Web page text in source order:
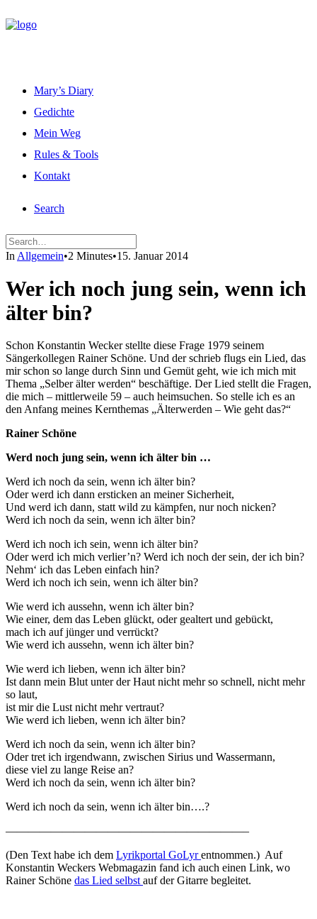
Mary’s Diary
Gedichte
Mein Weg
Rules & Tools
Kontakt
Search
In Allgemein•2 Minutes•15. Januar 2014
Wer ich noch jung sein, wenn ich
älter bin?
Schon Konstantin Wecker stellte diese Frage 1979 seinem
Sängerkollegen Rainer Schöne. Und der schrieb flugs ein Lied, das
mir schon so lange durch Sinn und Gemüt geht, wie ich mich mit
Thema „Selber älter werden“ beschäftige. Der Lied stellt die Fragen,
die mich – mittlerweile 59 – auch heimsuchen. So stelle ich es an
den Anfang meines Kernthemas „Älterwerden – Wie geht das?“
Rainer Schöne
Werd noch jung sein, wenn ich älter bin …
Werd ich noch da sein, wenn ich älter bin?
Oder werd ich dann ersticken an meiner Sicherheit,
Und werd ich dann, statt wild zu kämpfen, nur noch nicken?
Werd ich noch da sein, wenn ich älter bin?
Werd ich noch ich sein, wenn ich älter bin?
Oder werd ich mich verlier’n? Werd ich noch der sein, der ich bin?
Nehm‘ ich das Leben einfach hin?
Werd ich noch ich sein, wenn ich älter bin?
Wie werd ich aussehn, wenn ich älter bin?
Wie einer, dem das Leben glückt, oder gealtert und gebückt,
mach ich auf jünger und verrückt?
Wie werd ich aussehn, wenn ich älter bin?
Wie werd ich lieben, wenn ich älter bin?
Ist dann mein Blut unter der Haut nicht mehr so schnell, nicht mehr
so laut,
ist mir die Lust nicht mehr vertraut?
Wie werd ich lieben, wenn ich älter bin?
Werd ich noch da sein, wenn ich älter bin?
Oder tret ich irgendwann, zwischen Sirius und Wassermann,
diese viel zu lange Reise an?
Werd ich noch da sein, wenn ich älter bin?
Werd ich noch da sein, wenn ich älter bin….?
—————————————————————–
(Den Text habe ich dem Lyrikportal GoLyrentnommen.) Auf
Konstantin Weckers Webmagazin fand ich auch einen Link, wo
Rainer Schöne das Lied selbst auf der Gitarre begleitet.